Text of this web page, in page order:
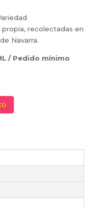
propia, recolectadas en
Navarra.
/ Pedido mínimo